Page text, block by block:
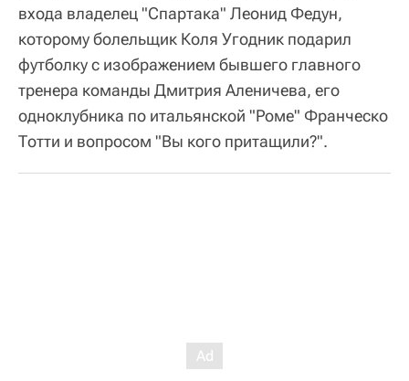
входа владелец "Спартака" Леонид Федун,
которому болельщик Коля Угодник подарил
футболку с изображением бывшего главного
тренера команды Дмитрия Аленичева, его
одноклубника по итальянской "Роме" Франческо
Тотти и вопросом "Вы кого притащили?".